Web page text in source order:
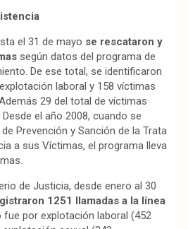
el 31 de mayo se rescataron y
según datos del programa de
De ese total, se identificaron
laboral y 158 víctimas
29 del total de víctimas
el año 2008, cuando se
Prevención y Sanción de la Trata
a sus Víctimas, el programa lleva
de Justicia, desde enero al 30
1251 llamadas a la línea
fue por explotación laboral (452